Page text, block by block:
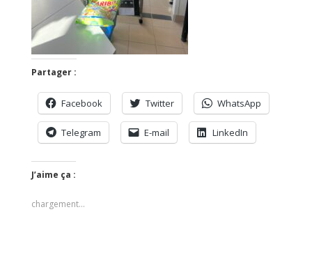
Partager :
Facebook Twitter WhatsApp
Telegram E-mail LinkedIn
J’aime ça :
chargement…